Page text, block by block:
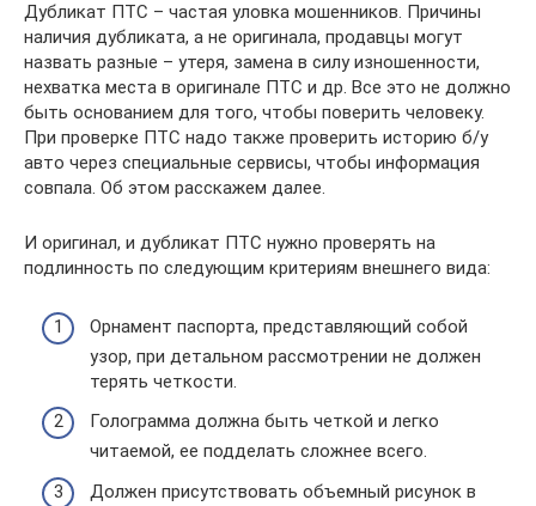
Дубликат ПТС – частая уловка мошенников. Причины
наличия дубликата, а не оригинала, продавцы могут
назвать разные – утеря, замена в силу изношенности,
нехватка места в оригинале ПТС и др. Все это не должно
быть основанием для того, чтобы поверить человеку.
При проверке ПТС надо также проверить историю б/у
авто через специальные сервисы, чтобы информация
совпала. Об этом расскажем далее.
И оригинал, и дубликат ПТС нужно проверять на
подлинность по следующим критериям внешнего вида:
Орнамент паспорта, представляющий собой
узор, при детальном рассмотрении не должен
терять четкости.
Голограмма должна быть четкой и легко
читаемой, ее подделать сложнее всего.
Должен присутствовать объемный рисунок в